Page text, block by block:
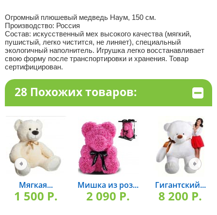
Огромный плюшевый медведь Наум, 150 см.
Производство: Россия
Состав: искусственный мех высокого качества (мягкий,
пушистый, легко чистится, не линяет), специальный
экологичный наполнитель. Игрушка легко восстанавливает
свою форму после транспортировки и хранения. Товар
сертифицирован.
28 Похожих товаров:
Мягкая...
1 500 P.
Мишка из роз...
2 090 P.
Гигантский...
8 200 P.